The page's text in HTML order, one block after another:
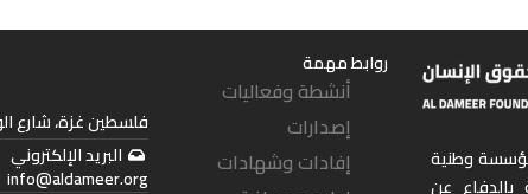
وطنية
عن
روابط مهمة
أنشطة وفعاليات
إصدارات
إفادات وشهادات
فلسطين غزة، شارع
البريد الإلكتروني
info@aldameer.org